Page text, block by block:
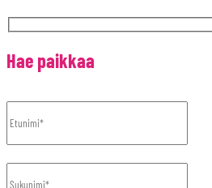
Hae paikkaa